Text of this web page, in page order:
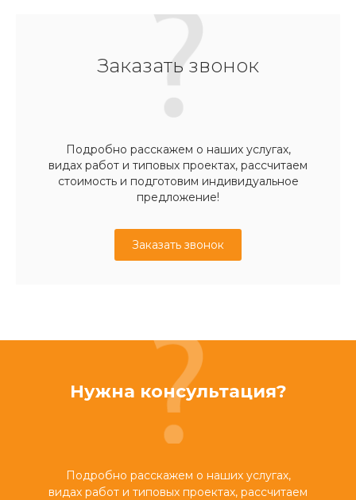
Заказать звонок
Подробно расскажем о наших услугах,
видах работ и типовых проектах, рассчитаем
стоимость и подготовим индивидуальное
предложение!
Заказать звонок
Нужна консультация?
Подробно расскажем о наших услугах,
видах работ и типовых проектах, рассчитаем